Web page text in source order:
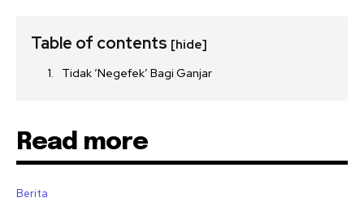
Table of contents [hide]
Tidak ‘Negefek’ Bagi Ganjar
Read more
Berita